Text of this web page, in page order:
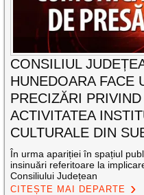
CONSILIUL
HUNEDOARA FACE
PRECIZĂRI PRIVIND
ACTIVITATEA
CULTURALE DIN
În urma apariției în spațiul
insinuări referitoare la
Consiliului Județean
CITEȘTE MAI DEPARTE